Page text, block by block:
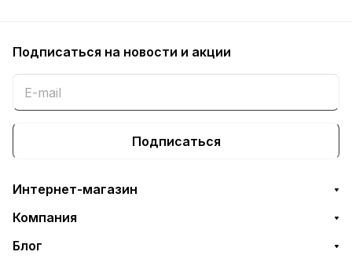
Подписаться на новости и акции
Подписаться
Интернет-магазин
Компания
Блог